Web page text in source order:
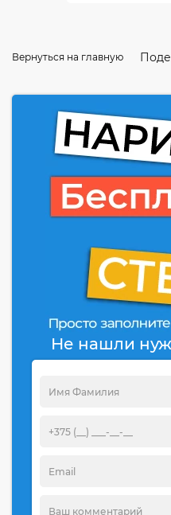
Вернуться на главную
Не нашли